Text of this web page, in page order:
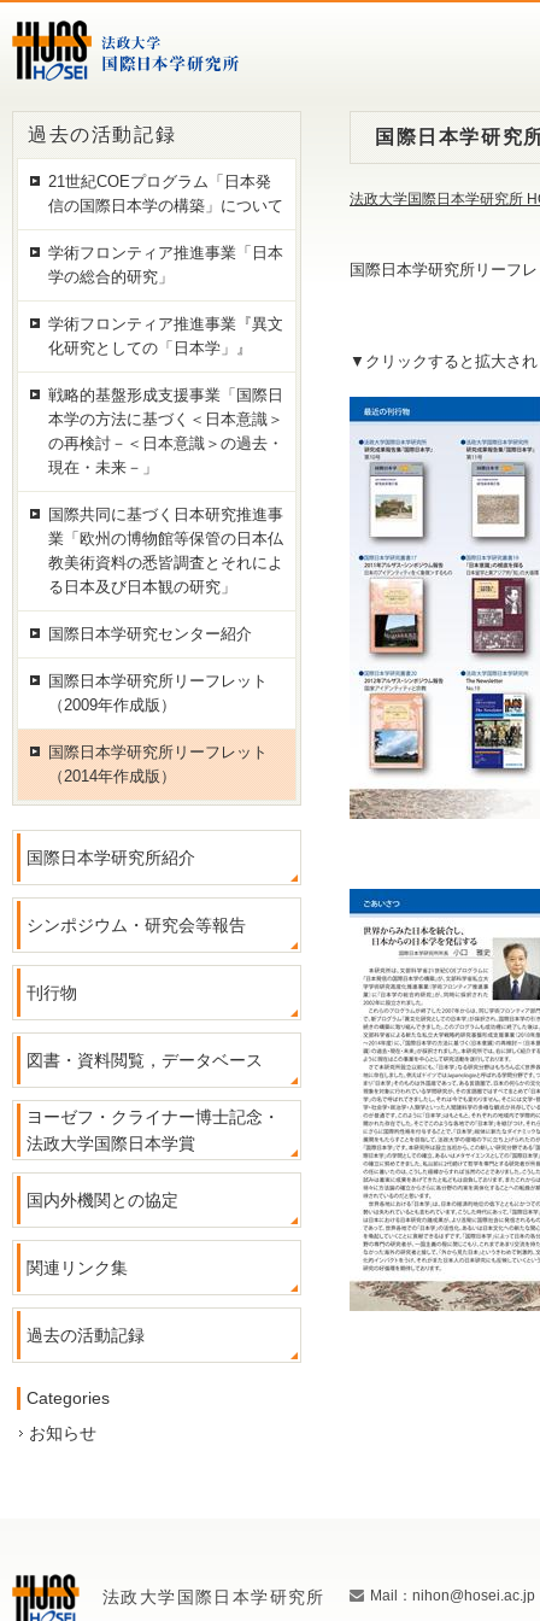
国際日本学研究
法政大学国際日本学研究所
国際日本学研究所リーフ
▼クリックすると拡大さ
過去の活動記録
21世紀COEプログラム「日本発
信の国際日本学の構築」について
学術フロンティア推進事業「日本
学の総合的研究」
学術フロンティア推進事業『異文
化研究としての「日本学」』
戦略的基盤形成支援事業「国際日
本学の方法に基づく＜日本意識＞
の再検討－＜日本意識＞の過去・
現在・未来－」
国際共同に基づく日本研究推進事
業「欧州の博物館等保管の日本仏
教美術資料の悉皆調査とそれによ
る日本及び日本観の研究」
国際日本学研究センター紹介
国際日本学研究所リーフレット
（2009年作成版）
国際日本学研究所リーフレット
（2014年作成版）
国際日本学研究所紹介
シンポジウム・研究会等報告
刊行物
図書・資料閲覧，データベース
ヨーゼフ・クライナー博士記念・
法政大学国際日本学賞
国内外機関との協定
関連リンク集
過去の活動記録
Categories
お知らせ
法政大学国際日本学研究所 Mail：nihon@hosei.ac.jp